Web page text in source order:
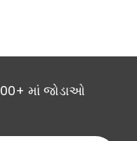
માં જોડાઓ